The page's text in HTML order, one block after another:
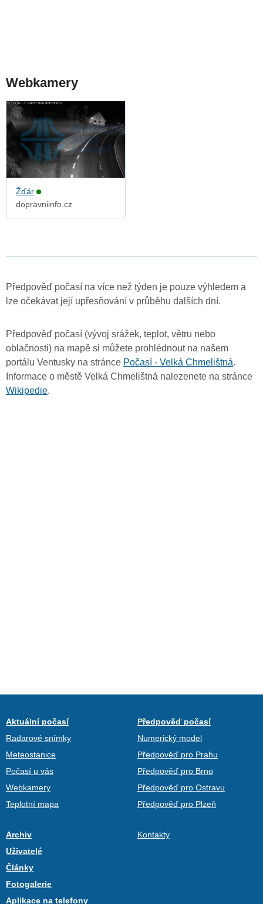
Webkamery
Žďár
dopravniinfo.cz
Předpověď počasí na více než týden je pouze výhledem a
lze očekávat její upřesňování v průběhu dalších dní.
Předpověď počasí (vývoj srážek, teplot, větru nebo
oblačnosti) na mapě si můžete prohlédnout na našem
portálu Ventusky na stránce Počasí - Velká Chmelištná.
Informace o městě Velká Chmelištná nalezenete na stránce
Wikipedie.
Aktuální počasí
Radarové snímky
Meteostanice
Počasí u vás
Webkamery
Teplotní mapa
Předpověď počasí
Numerický model
Předpověď pro Prahu
Předpověď pro Brno
Předpověď pro Ostravu
Předpověď pro Plzeň
Archiv
Uživatelé
Články
Fotogalerie
Aplikace na telefony
Kontakty